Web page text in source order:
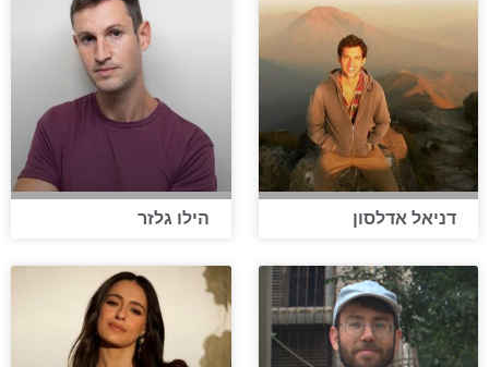
דניאל אדלסון הילו גלזר